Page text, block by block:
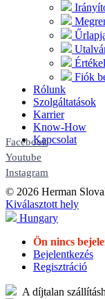
Fiók
Rólunk
Szolgáltatások
Karrier
Know-How
Kapcsolat
Facebook
Youtube
Instagram
© 2026 Herman
Kiválasztott hely
Hungary
Ön nincs
Bejelentkezés
Regisztráció
A díjtalan